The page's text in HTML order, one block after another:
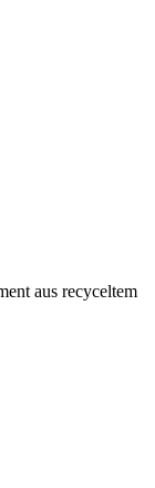
aus recyceltem